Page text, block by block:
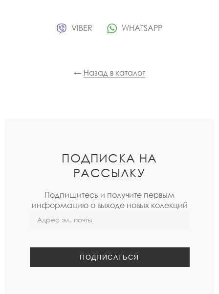
VIBER WHATSAPP
← Назад в каталог
ПОДПИСКА НА
РАССЫЛКУ
Подпишитесь и получите первым
информацию о выходе новых колекций